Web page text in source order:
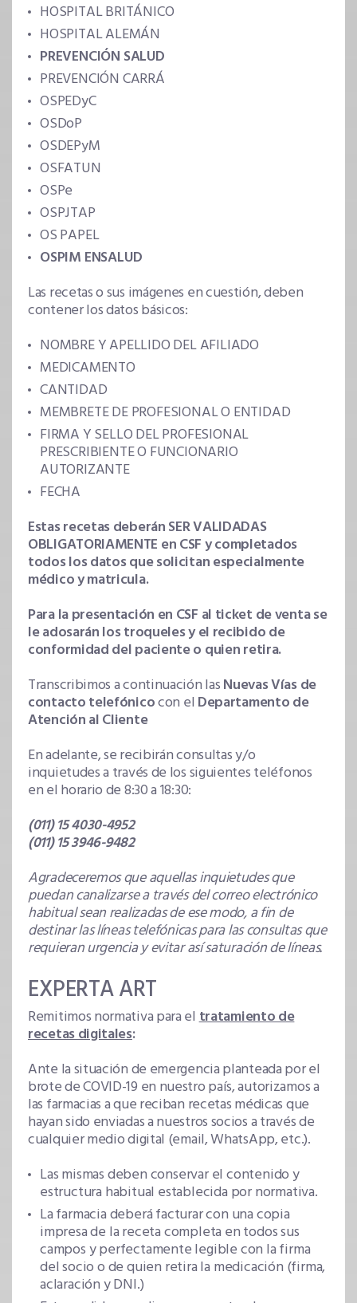
HOSPITAL BRITÁNICO
HOSPITAL ALEMÁN
PREVENCIÓN SALUD
PREVENCIÓN CARRÁ
OSPEDyC
OSDoP
OSDEPyM
OSFATUN
OSPe
OSPJTAP
OS PAPEL
OSPIM ENSALUD
Las recetas o sus imágenes en cuestión, deben
contener los datos básicos:
NOMBRE Y APELLIDO DEL AFILIADO
MEDICAMENTO
CANTIDAD
MEMBRETE DE PROFESIONAL O ENTIDAD
FIRMA Y SELLO DEL PROFESIONAL
PRESCRIBIENTE O FUNCIONARIO
AUTORIZANTE
FECHA
Estas recetas deberán SER VALIDADAS
OBLIGATORIAMENTE en CSF y completados
todos los datos que solicitan especialmente
médico y matricula.
Para la presentación en CSF al ticket de venta se
le adosarán los troqueles y el recibido de
conformidad del paciente o quien retira.
Transcribimos a continuación lasNuevas Vías de
contacto telefónicocon el Departamento de
Atención al Cliente
En adelante, se recibirán consultas y/o
inquietudes a través de los siguientes teléfonos
en el horario de 8:30 a 18:30:
(011) 15 4030-4952
(011) 15 3946-9482
Agradeceremos que aquellas inquietudes que
puedan canalizarse a través del correo electrónico
habitual sean realizadas de ese modo, a fin de
destinar las líneas telefónicas para las consultas que
requieran urgencia y evitar así saturación de líneas.
EXPERTA ART
Remitimos normativa para eltratamiento de
recetas digitales:
Ante la situación de emergencia planteada por el
brote de COVID-19 en nuestro país, autorizamos a
las farmacias a que reciban recetas médicas que
hayan sido enviadas a nuestros socios a través de
cualquier medio digital (email, WhatsApp, etc.).
Las mismas deben conservar el contenido y
estructura habitual establecida por normativa.
La farmacia deberá facturar con una copia
impresa de la receta completa en todos sus
campos y perfectamente legible con la firma
del socio o de quien retira la medicación (firma,
aclaración y DNI.)